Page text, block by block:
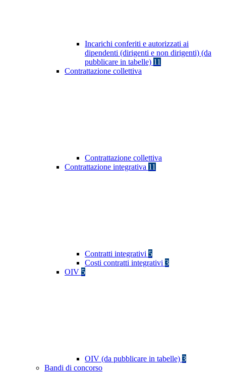
Incarichi conferiti e autorizzati ai
dipendenti (dirigenti e non dirigenti) (da
pubblicare in tabelle) 11
Contrattazione collettiva
Contrattazione collettiva
Contrattazione integrativa 11
Contratti integrativi 5
Costi contratti integrativi 3
OIV 5
OIV (da pubblicare in tabelle) 3
Bandi di concorso